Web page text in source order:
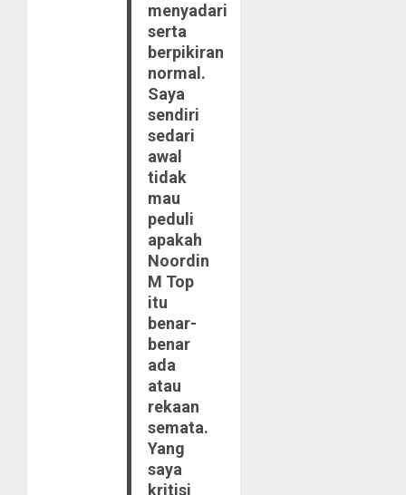
menyadari
serta
berpikiran
normal.
Saya
sendiri
sedari
awal
tidak
mau
peduli
apakah
Noordin
M Top
itu
benar-
benar
ada
atau
rekaan
semata.
Yang
saya
kritisi